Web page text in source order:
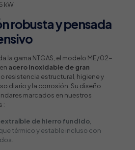
kW
robusta y pensada
la gama NTGAS, el modelo ME/02-
acero inoxidable de gran
resistencia estructural, higiene y
diario y la corrosión. Su diseño
marcados en nuestros
:
extraíble de hierro fundido,
térmico y estable incluso con